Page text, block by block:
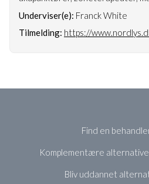
Underviser(e): Franck White
Tilmelding: https://
Find en
Komplementære
Bliv uddannet